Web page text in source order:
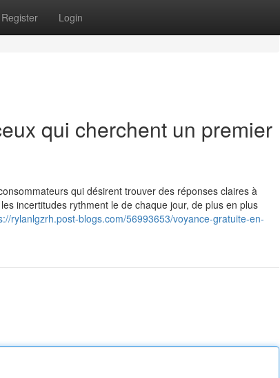
Register Login
qui cherchent un premier
qui désirent trouver des réponses claires à
incertitudes rythment le de chaque jour, de plus en plus
rylanlgzrh.post-blogs.com/56993653/voyance-gratuite-en-